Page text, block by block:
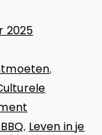
2025
,
, Leven in je